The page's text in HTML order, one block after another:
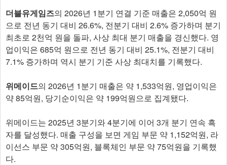
더블유게임즈의 2026년 1분기 연결 기준 매출은 2,050억 원
으로 전년 동기 대비 26.6%, 전분기 대비 2.6% 증가하며 분기
최초로 2천억 원을 돌파, 사상 최대 분기 매출을 경신했다. 영
업이익은 685억 원으로 전년 동기 대비 25.1%, 전분기 대비
7.1% 증가하며 역시 분기 기준 사상 최대치를 기록했다.
위메이드의 2026년 1분기 매출은 약 1,533억원, 영업이익은
약 85억원, 당기순이익은 약 199억원으로 집계됐다.
위메이드는 2025년 3분기와 4분기에 이어 3개 분기 연속 흑
자를 달성했다. 매출 구성을 보면 게임 부문 약 1,152억원, 라
이선스 부문 약 305억원, 블록체인 부문 약 75억원을 기록했
다.